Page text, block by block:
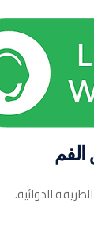
الدوائية.